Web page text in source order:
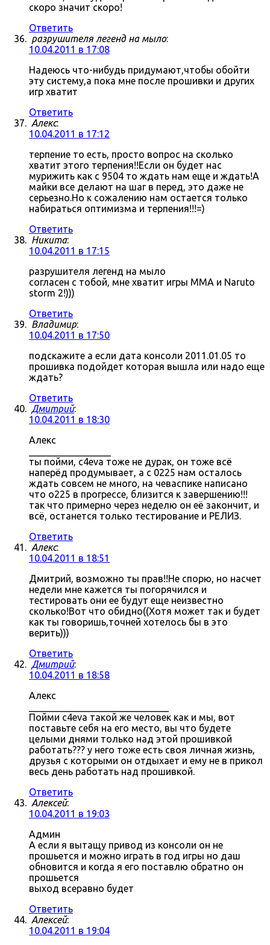
скоро значит скоро!
Ответить
разрушителя легенд на мыло:
10.04.2011 в 17:08
Надеюсь что-нибудь придумают,чтобы обойти
эту систему,а пока мне после прошивки и других
игр хватит
Ответить
Алекс:
10.04.2011 в 17:12
терпение то есть, просто вопрос на сколько
хватит этого терпения!!Если он будет нас
мурижить как с 9504 то ждать нам еще и ждать!А
майки все делают на шаг в перед, это даже не
серьезно.Но к сожалению нам остается только
набираться оптимизма и терпения!!!=)
Ответить
Никита:
10.04.2011 в 17:15
разрушителя легенд на мыло
согласен с тобой, мне хватит игры MMA и Naruto
storm 2!)))
Ответить
Владимир:
10.04.2011 в 17:50
подскажите а если дата консоли 2011.01.05 то
прошивка подойдет которая вышла или надо еще
ждать?
Ответить
Дмитрий:
10.04.2011 в 18:30
Алекс
ты пойми, c4eva тоже не дурак, он тоже всё
наперёд продумывает, а с 0225 нам осталось
ждать совсем не много, на чеваспике написано
что о225 в прогрессе, близится к завершению!!!
так что примерно через неделю он её закончит, и
всё, останется только тестирование и РЕЛИЗ.
Ответить
Алекс:
10.04.2011 в 18:51
Дмитрий, возможно ты прав!!Не спорю, но насчет
недели мне кажется ты погорячился и
тестировать они ее будут еще неизвестно
сколько!Вот что обидно((Хотя может так и будет
как ты говоришь,точней хотелось бы в это
верить)))
Ответить
Дмитрий:
10.04.2011 в 18:58
Алекс
Пойми c4eva такой же человек как и мы, вот
поставьте себя на его место, вы что будете
целыми днями только над этой прошивкой
работать??? у него тоже есть своя личная жизнь,
друзья с которыми он отдыхает и ему не в прикол
весь день работать над прошивкой.
Ответить
Алексей:
10.04.2011 в 19:03
Админ
А если я вытащу привод из консоли он не
прошьется и можно играть в год игры но даш
обновится и когда я его поставлю обратно он
прошьется
выход всеравно будет
Ответить
Алексей:
10.04.2011 в 19:04